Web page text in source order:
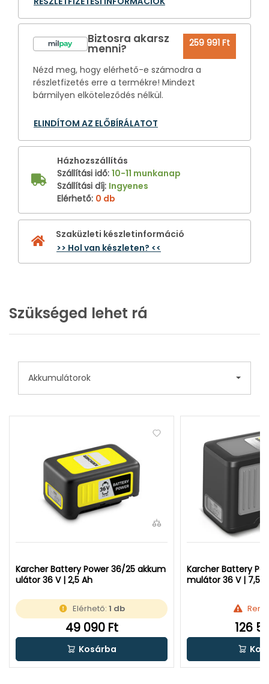
Biztosra akarsz
menni? 259 991 Ft
Nézd meg, hogy elérhető-e számodra a
részletfizetés erre a termékre! Mindezt
bármilyen elköteleződés nélkül.
ELINDÍTOM AZ ELŐBÍRÁLATOT
Házhozszállítás
Szállítási idő: 10-11 munkanap
Szállítási díj: Ingyenes
Elérhető: 0 db
Szaküzleti készletinformáció
>> Hol van készleten? <<
Szükséged lehet rá
Akkumulátorok
Karcher Battery Power 36/25 akkum
ulátor 36 V | 2,5 Ah
Elérhető: 1 db
49 090 Ft
Kosárba
Karcher Battery
mulátor 36 V | 7,5
126